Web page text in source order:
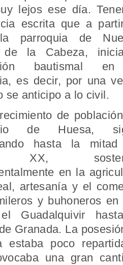
lejos ese día.
escrita que a
parroquia de
de la Cabeza,
bautismal
es decir, por una
se anticipo a lo civil.
de
de Huesa,
hasta la
XX,
en la
artesanía y el
y buhoneros en
Guadalquivir
Granada. La
estaba poco
una gran